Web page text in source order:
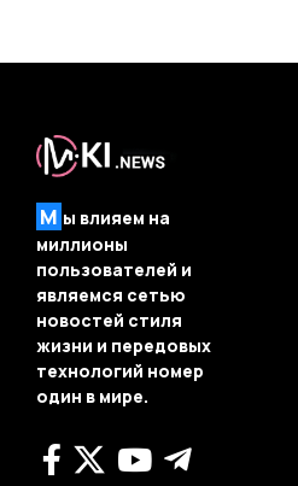
М ы влияем на
миллионы
пользователей и
являемся сетью
новостей стиля
жизни и передовых
технологий номер
один в мире.